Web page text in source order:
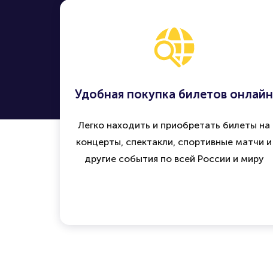
Удобная покупка билетов онлайн
Легко находить и приобретать билеты на
концерты, спектакли, спортивные матчи и
другие события по всей России и миру